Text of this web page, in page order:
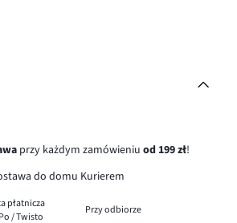
przy każdym zamówieniu od 199 zł!
do domu Kurierem
płatnicza
/ Twisto
Przy odbiorze